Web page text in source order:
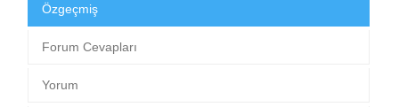
Özgeçmiş
Forum Cevapları
Yorum